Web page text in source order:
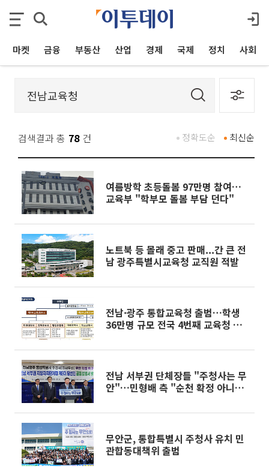
마켓 금융 부동산 산업 경제 국제 정치 사회
검색결과 총 78 건 최신순
정확도순
여름방학 초등돌봄 97만명 참여…
교육부 "학부모 돌봄 부담 던다"
노트북 등 몰래 중고 판매...간 큰 전
남 광주특별시교육청 교직원 적발
전남·광주 통합교육청 출범…학생
36만명 규모 전국 4번째 교육청 탄
전남 서부권 단체장들 "주청사는 무
안"…민형배 측 "순천 확정 아니
무안군, 통합특별시 주청사 유치 민
관합동대책위 출범